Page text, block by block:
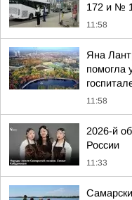
172 и №
11:58
Яна
помогла
11:58
2026-й
России
11:33